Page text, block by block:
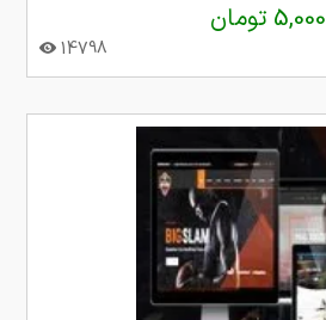
5,000 تومان
14798